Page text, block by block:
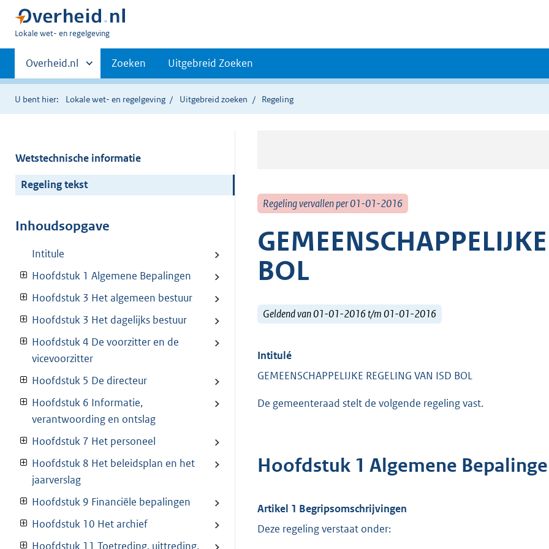
U
hier:
Lokale wet- en regelgeving
Primaire
navigatie
Andere
sites
binnen
Overheid.nl Zoeken Uitgebreid Zoeken
U bent hier: Lokale wet- en regelgeving Uitgebreid zoeken Regeling
Wetstechnische informatie
Regeling tekst
Inhoudsopgave
Intitule
Hoofdstuk 1 Algemene Bepalingen
Hoofdstuk 3 Het algemeen bestuur
Hoofdstuk 3 Het dagelijks bestuur
Hoofdstuk 4 De voorzitter en de
vicevoorzitter
Hoofdstuk 5 De directeur
Hoofdstuk 6 Informatie,
verantwoording en ontslag
Hoofdstuk 7 Het personeel
Hoofdstuk 8 Het beleidsplan en het
jaarverslag
Hoofdstuk 9 Financiële bepalingen
Hoofdstuk 10 Het archief
Hoofdstuk 11 Toetreding, uittreding,
Regeling vervallen per 01-01-2016
BOL
Geldend van 01-01-2016 t/m 01-01-2016
Intitulé
GEMEENSCHAPPELIJKE REGELING VAN ISD BOL
De gemeenteraad stelt de volgende regeling vast.
Hoofdstuk 1 Algemene
Artikel 1 Begripsomschrijvingen
Deze regeling verstaat onder: